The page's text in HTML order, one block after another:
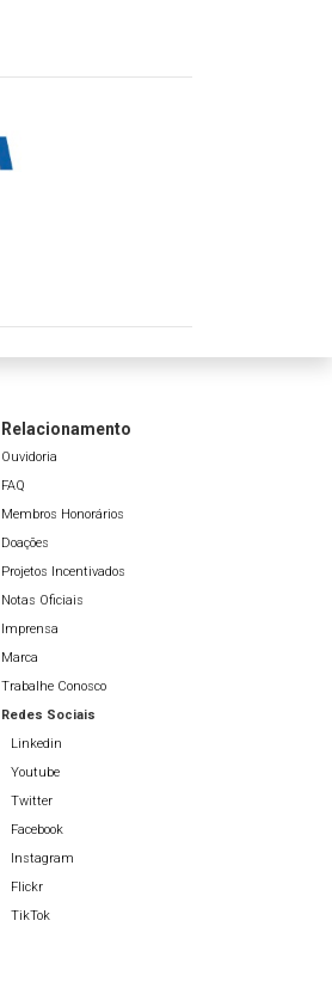
Relacionamento
Ouvidoria
FAQ
Membros Honorários
Doações
Projetos Incentivados
Notas Oficiais
Imprensa
Marca
Trabalhe Conosco
Redes Sociais
Linkedin
Youtube
Twitter
Facebook
Instagram
Flickr
TikTok